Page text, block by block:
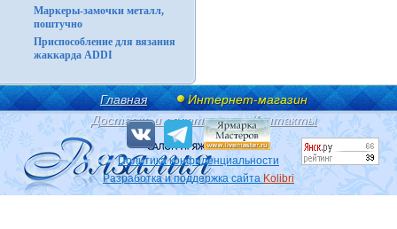
Маркеры-замочки металл,
поштучно
Приспособление для вязания
жаккарда ADDI
Главная
Интернет-магазин
Доставка и оплата
Контакты
Политика конфиденциальности
Разработка и поддержка сайта Kolibri